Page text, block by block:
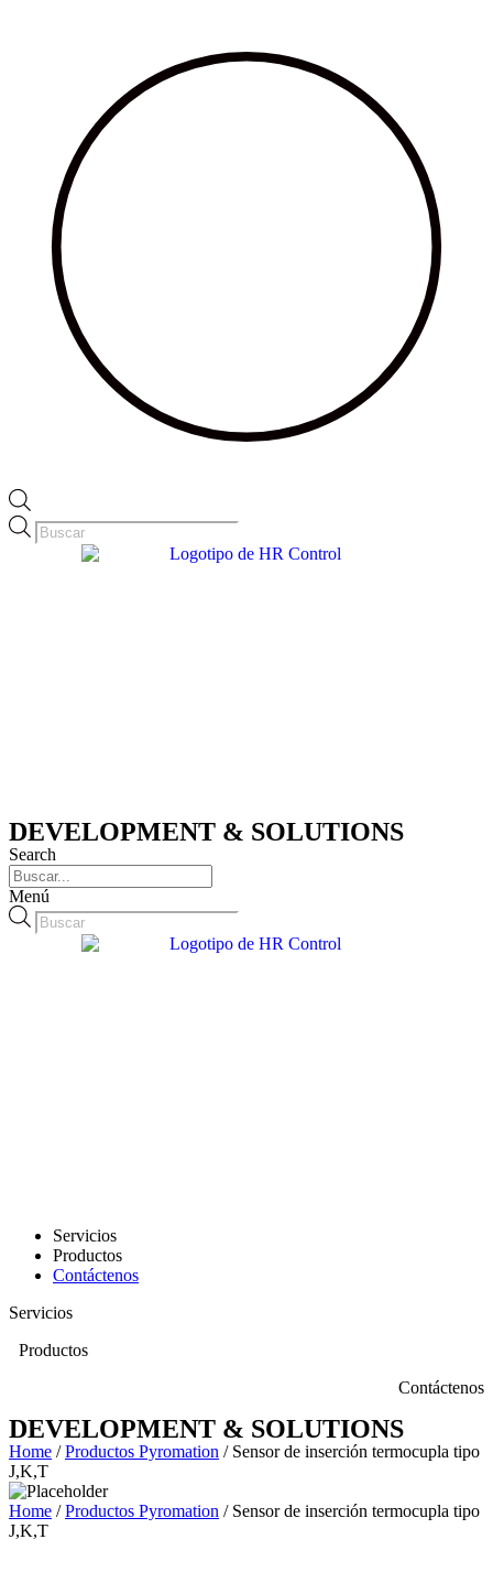
Búsqueda
de
productos
DEVELOPMENT & SOLUTIONS
Search
Menú
Búsqueda
de
productos
Servicios
Productos
Contáctenos
Servicios
Productos
Contáctenos
DEVELOPMENT & SOLUTIONS
Home /Productos Pyromation / Sensor de inserción termocupla tipo
J,K,T
Home /Productos Pyromation / Sensor de inserción termocupla tipo
J,K,T